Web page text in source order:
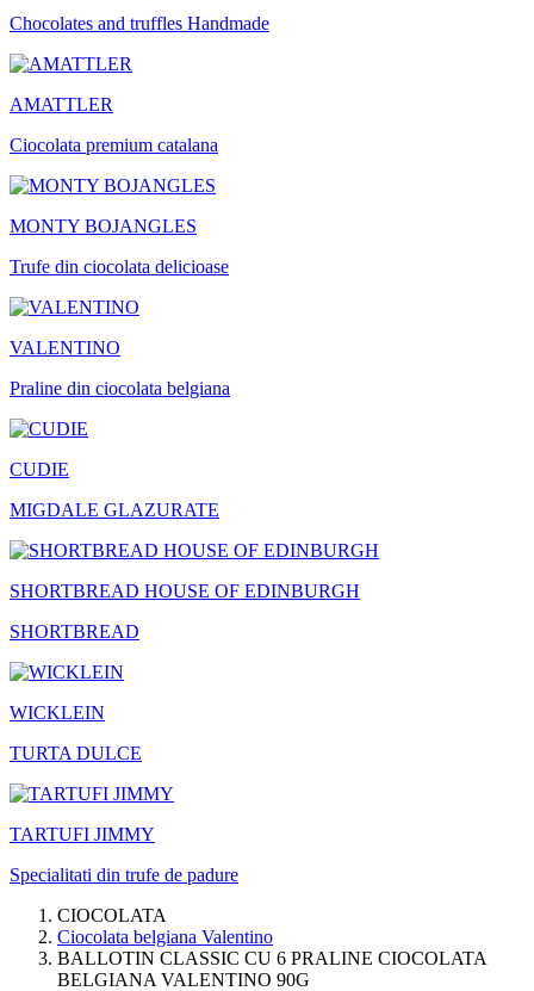
Chocolates and truffles Handmade
AMATTLER
Ciocolata premium catalana
MONTY BOJANGLES
Trufe din ciocolata delicioase
VALENTINO
Praline din ciocolata belgiana
CUDIE
MIGDALE GLAZURATE
SHORTBREAD HOUSE OF EDINBURGH
SHORTBREAD
WICKLEIN
TURTA DULCE
TARTUFI JIMMY
Specialitati din trufe de padure
CIOCOLATA
Ciocolata belgiana Valentino
BALLOTIN CLASSIC CU 6 PRALINE CIOCOLATA
BELGIANA VALENTINO 90G